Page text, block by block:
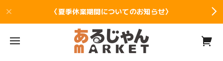
〈夏季休業期間についてのお知らせ〉